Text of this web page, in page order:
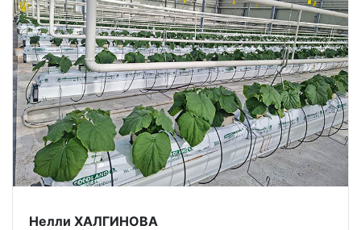
Нелли ХАЛГИНОВА